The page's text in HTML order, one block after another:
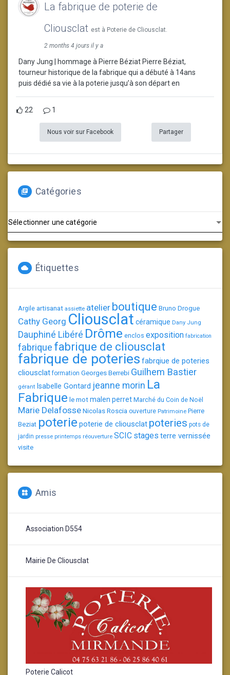
La fabrique de poterie de
Cliousclat est à Poterie de Cliousclat.
2 months 4 jours il y a
Dany Jung | hommage à Pierre Béziat Pierre Béziat,
tourneur historique de la fabrique qui a débuté à 14ans
puis dédié sa vie à la poterie jusqu’à son départ en
22 1
Nous voir sur Facebook Partager
Catégories
Étiquettes
Argile artisanat assiette atelier boutique Bruno Drogue
Cathy Georg Cliousclat céramique Dany Jung
Dauphiné Libéré Drôme enclos exposition fabrication
fabrique fabrique de cliousclat
fabrique de poteries fabrqiue de poteries
cliousclat formation Georges Berrebi Guilhem Bastier
gérant Isabelle Gontard jeanne morin La
Fabrique le motmalen perret Marché du Coin de Noël
Marie DelafosseNicolas Roscia ouverture Patrimoine Pierre
Beziat poterie poterie de cliousclat poteries pots de
jardin presse printemps réouverture SCIC stages terre vernissée
visite
Amis
Association D554
Mairie De Cliousclat
Poterie Calicot